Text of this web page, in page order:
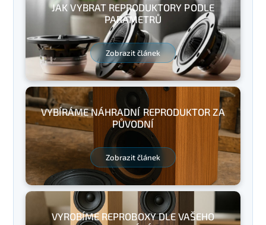
JAK VYBRAT REPRODUKTORY PODLE
PARAMETRŮ
Zobrazit článek
VYBÍRÁME NÁHRADNÍ REPRODUKTOR ZA
PŮVODNÍ
Zobrazit článek
VYROBÍME REPROBOXY DLE VAŠEHO